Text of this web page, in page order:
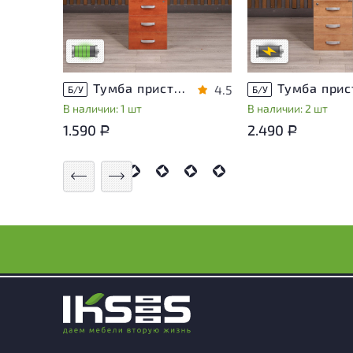
эксплуатации, не влияющие
на удобство его
использования
Низкая степень износа
Б/У Тумба приставная Berlin ДСП Орех Россия
В наличии: 1 шт
4.5
1.590 Р
уточнить
информацию у
магазина
В обработке
Б/У
В наличии: 2 шт
2.490 Р